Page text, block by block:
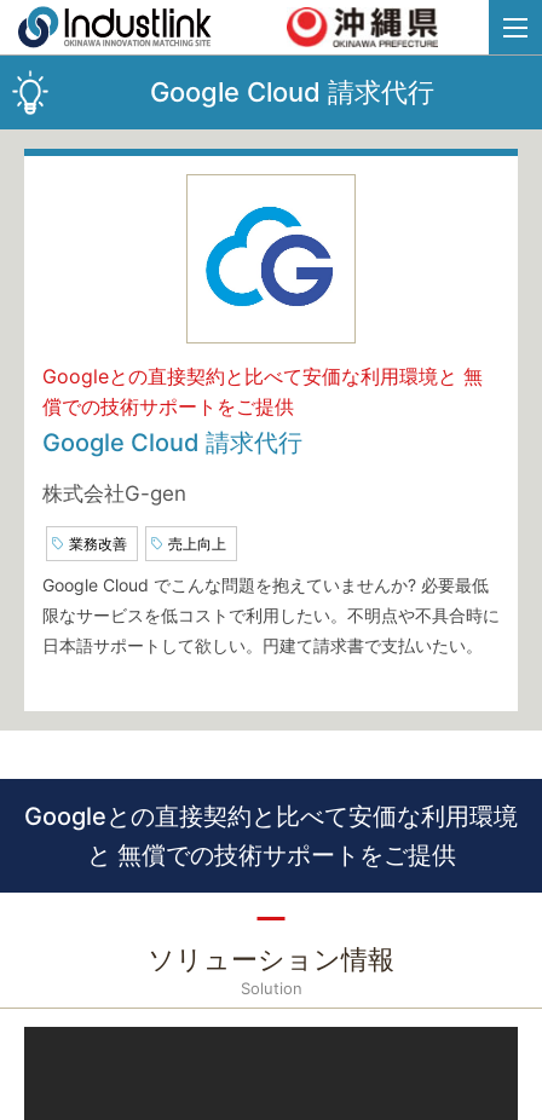
Google Cloud 請求代行
Googleとの直接契約と比べて安価な利用環境と 無
償での技術サポートをご提供
Google Cloud 請求代行
株式会社G-gen
業務改善 売上向上
Google Cloud でこんな問題を抱えていませんか? 必要最低
限なサービスを低コストで利用したい。不明点や不具合時に
日本語サポートして欲しい。円建て請求書で支払いたい。
Googleとの直接契約と比べて安価な利用環境
と 無償での技術サポートをご提供
ソリューション情報
Solution